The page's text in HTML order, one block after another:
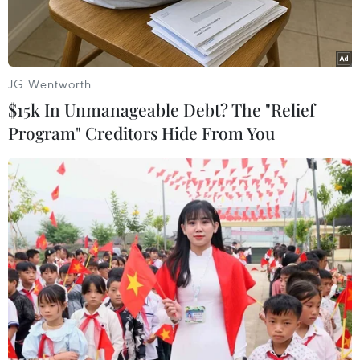
Một cảnh trong phim. (Nguồn: WellGo USA)
"Em của niên thiếu" (tên tiếng Anh là"Better
Days"), bộ phim tâm lý về thực trạng bắt nạt học
đường tại Trung Quốc đã chinh phục khán giả
và vươn lên vị trí đầu bảng xếp hạng phim ăn
JG Wentworth
$15k In Unmanageable Debt? The "Relief
Program" Creditors Hide From You